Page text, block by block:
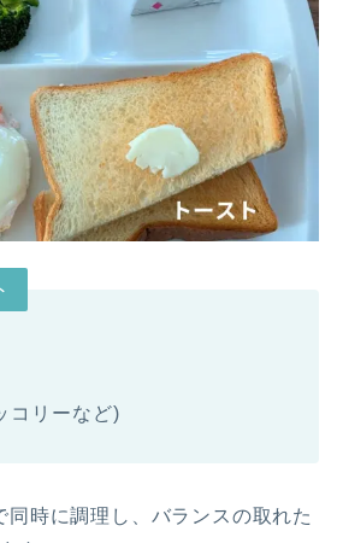
コリーなど)
同時に調理し、バランスの取れた